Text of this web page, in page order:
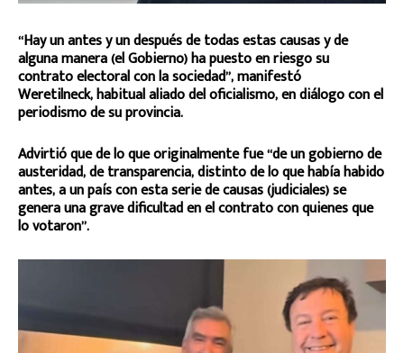
“Hay un antes y un después de todas estas causas y de
alguna manera (el Gobierno) ha puesto en riesgo su
contrato electoral con la sociedad”, manifestó
Weretilneck, habitual aliado del oficialismo, en diálogo con el
periodismo de su provincia.
Advirtió que de lo que originalmente fue “de un gobierno de
austeridad, de transparencia, distinto de lo que había habido
antes, a un país con esta serie de causas (judiciales) se
genera una grave dificultad en el contrato con quienes que
lo votaron”.